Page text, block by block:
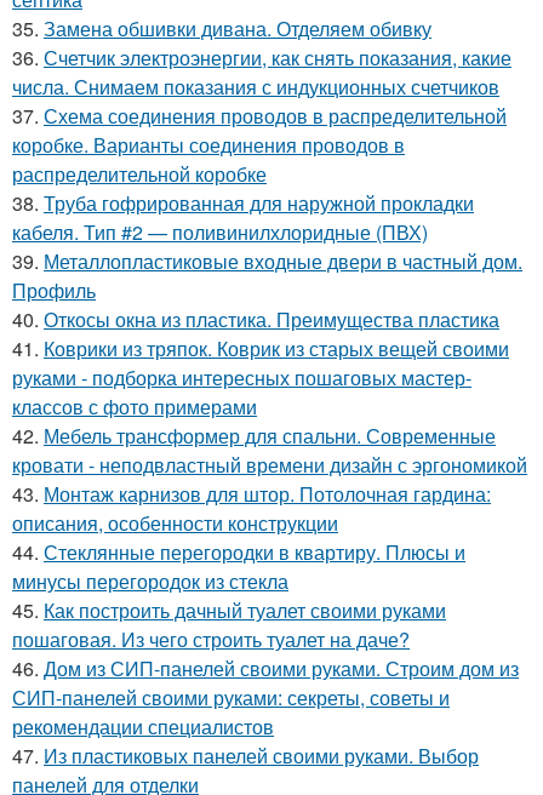
35. Замена обшивки дивана. Отделяем обивку
36. Счетчик электроэнергии, как снять показания, какие
числа. Снимаем показания с индукционных счетчиков
37. Схема соединения проводов в распределительной
коробке. Варианты соединения проводов в
распределительной коробке
38. Труба гофрированная для наружной прокладки
кабеля. Тип #2 — поливинилхлоридные (ПВХ)
39. Металлопластиковые входные двери в частный дом.
Профиль
40. Откосы окна из пластика. Преимущества пластика
41. Коврики из тряпок. Коврик из старых вещей своими
руками - подборка интересных пошаговых мастер-
классов с фото примерами
42. Мебель трансформер для спальни. Современные
кровати - неподвластный времени дизайн с эргономикой
43. Монтаж карнизов для штор. Потолочная гардина:
описания, особенности конструкции
44. Стеклянные перегородки в квартиру. Плюсы и
минусы перегородок из стекла
45. Как построить дачный туалет своими руками
пошаговая. Из чего строить туалет на даче?
46. Дом из СИП-панелей своими руками. Строим дом из
СИП-панелей своими руками: секреты, советы и
рекомендации специалистов
47. Из пластиковых панелей своими руками. Выбор
панелей для отделки